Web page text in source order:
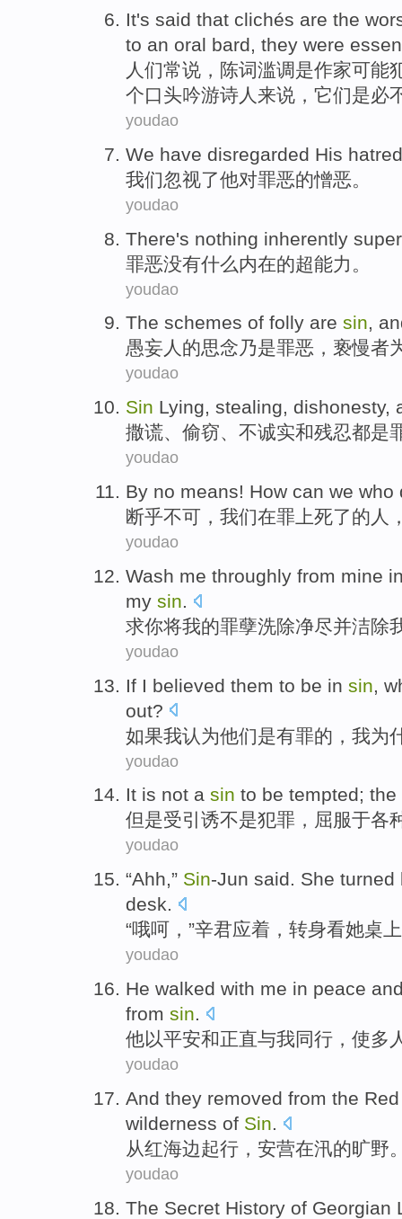
It's said that clichés are the
to an oral bard, they were
人们常说，陈词滥调是作家可能
个口头吟游诗人来说 ， 它们是必
youdao
We have disregarded His hatred
我们忽视了他对罪恶的憎恶。
youdao
There's nothing inherently
罪恶没有什么内在的超能力 。
youdao
The schemes of folly are sin,
愚妄人 的思念乃是罪恶 ， 亵慢者
youdao
Sin Lying, stealing, dishonesty,
撒谎、 偷窃、 不诚实和残忍都是
youdao
By no means! How can we who
断乎不可 ， 我们在罪 上死了的 人
youdao
Wash me throughly from mine
my sin.
求你将我的罪孽洗除净尽并洁除
youdao
If I believed them to be in sin
out?
如果我认为他们是有罪的，我为
youdao
It is not a sin to be tempted; the
但是受引诱不是犯罪 ， 屈服于各
youdao
“Ahh,” Sin-Jun said. She turned
desk.
“哦呵 ，”辛君应着， 转身看她桌
youdao
He walked with me in peace
from sin.
他以平安和正直与我同行 ， 使多
youdao
And they removed from the Red
wilderness of Sin.
从红海边起行 ， 安营在汛的旷野
youdao
The Secret History of Georgian